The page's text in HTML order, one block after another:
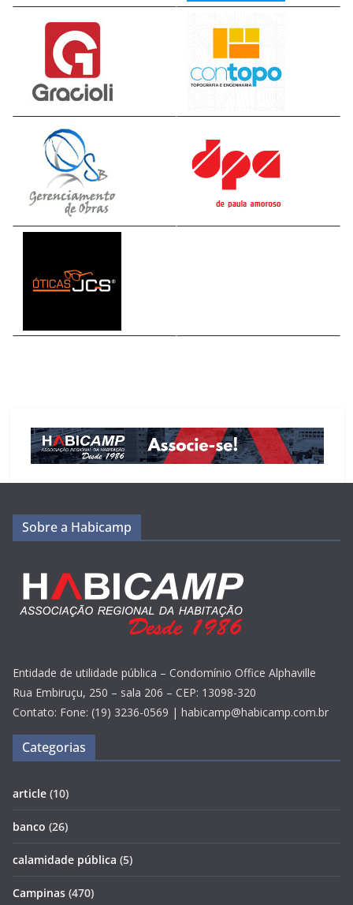
Sobre a Habicamp
Entidade de utilidade pública – Condomínio Office Alphaville
Rua Embiruçu, 250 – sala 206 – CEP: 13098-320
Contato: Fone: (19) 3236-0569 | habicamp@habicamp.com.br
Categorias
article (10)
banco (26)
calamidade pública (5)
Campinas (470)